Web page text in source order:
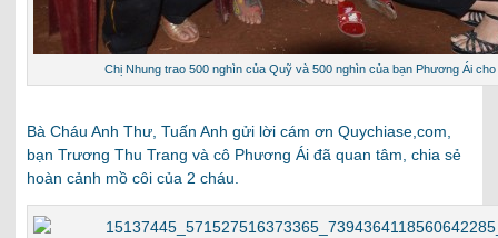
Chị Nhung trao 500 nghìn của Quỹ và 500 nghìn của bạn Phương Ái cho
Bà Cháu Anh Thư, Tuấn Anh gửi lời cám ơn Quychiase,com,
bạn Trương Thu Trang và cô Phương Ái đã quan tâm, chia sẻ
hoàn cảnh mồ côi của 2 cháu.